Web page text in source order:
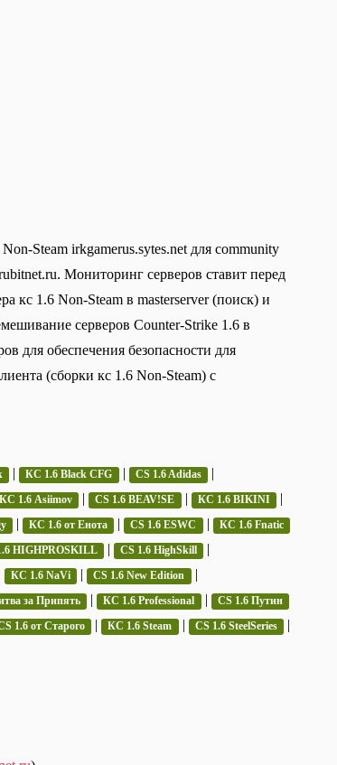
Steam irkgamerus.sytes.net для community
Мониторинг серверов ставит перед
кс 1.6 Non-Steam в masterserver (поиск) и
серверов Counter-Strike 1.6 в
для обеспечения безопасности для
(сборки кс 1.6 Non-Steam) с
| КС 1.6 Black CFG | CS 1.6 Adidas |
КС 1.6 Asiimov | CS 1.6 BEAV!SE | КС 1.6 BIKINI |
| КС 1.6 от Енота | CS 1.6 ESWC | КС 1.6 Fnatic
HIGHPROSKILL | CS 1.6 HighSkill |
КС 1.6 NaVi | CS 1.6 New Edition |
за Припять | КС 1.6 Professional | CS 1.6 Путин
1.6 от Старого | КС 1.6 Steam | CS 1.6 SteelSeries |